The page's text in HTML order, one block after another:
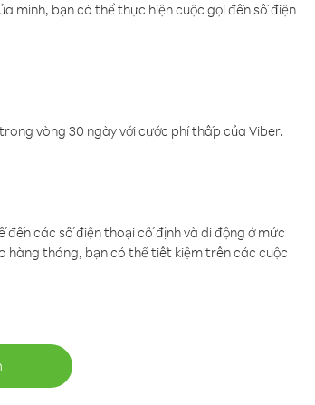
mình, bạn có thể thực hiện cuộc gọi đến số điện
vòng 30 ngày với cước phí thấp của Viber.
các số điện thoại cố định và di động ở mức
hàng tháng, bạn có thể tiết kiệm trên các cuộc